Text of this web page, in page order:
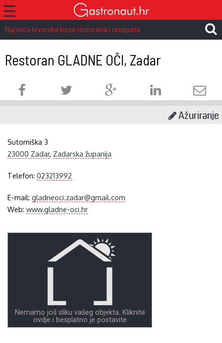
☰
Najveća hrvatska baza restorana i recepata
Restoran GLADNE OČI, Zadar
Ažuriranje
Sutomiška 3
23000 Zadar, Zadarska županija
Telefon:023213992
E-mail:gladneoci.zadar@gmail.com
Web:www.gladne-oci.hr
Nemamo još sliku vašeg objekta. Kliknite
ovdje i besplatno je postavite